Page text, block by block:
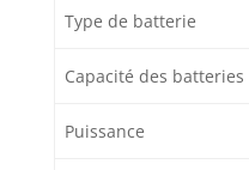
Type de batterie
Capacité des batteries
Puissance